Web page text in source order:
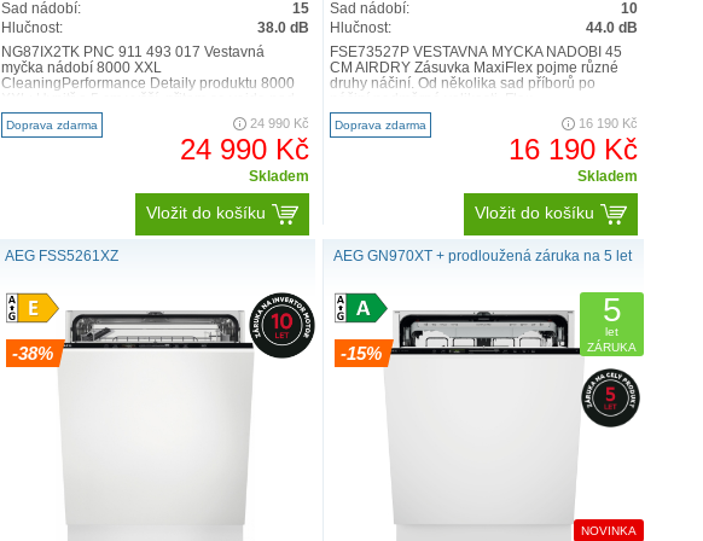
postarají o jejich bezpečnost během cyklu, a navíc jsou nastavitelné
pro různé velikosti skleniček.
Sad nádobí:
15
Hlučnost:
38.0 dB
NG87IX2TK PNC 911 493 017 Vestavná
myčka nádobí 8000 XXL
CleaningPerformance Detaily produktu 8000
Doprava zdarma 24 990 Kč
24 990 Kč
Skladem
Vložit do košíku
Sad nádobí:
10
Hlučnost:
44.0 dB
FSE73527P VESTAVNÁ MYČKA NÁDOBÍ 45
CM AIRDRY Zásuvka MaxiFlex pojme různé
druhy náčiní. Od několika sad příborů po
Doprava zdarma 16 190 Kč
16 190 Kč
Skladem
Vložit do košíku
AEG FSS5261XZ
-38%
AEG GN970XT + prodloužená záruka na 5 let
-15%
5
let
ZÁRUKA
NOVINKA